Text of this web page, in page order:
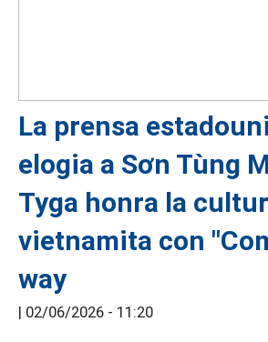
La prensa
elogia a Sơn Tùng
Tyga honra la
vietnamita con
way
| 02/06/2026 - 11:20